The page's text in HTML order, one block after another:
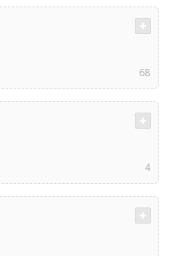
68
4